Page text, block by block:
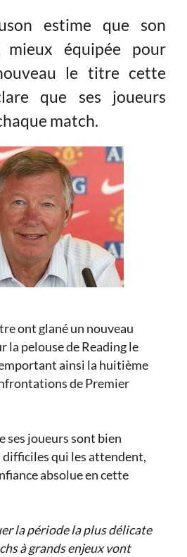
estime que son
équipée pour
le titre cette
que ses joueurs
match.
ont glané un nouveau
la pelouse de Reading le
ainsi la huitième
de Premier
ses joueurs sont bien
difficiles qui les attendent,
absolue en cette
la période la plus délicate
à grands enjeux vont